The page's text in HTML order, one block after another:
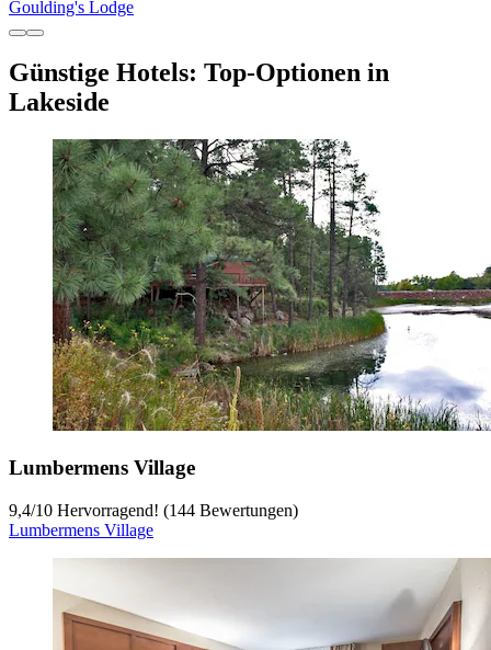
Goulding's Lodge
Günstige Hotels: Top-Optionen in
Lakeside
Lumbermens Village
9,4/10 Hervorragend! (144 Bewertungen)
Lumbermens Village